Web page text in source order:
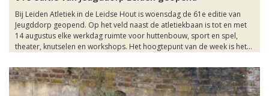
Bij Leiden Atletiek in de Leidse Hout is woensdag de 61e editie van
Jeugddorp geopend. Op het veld naast de atletiekbaan is tot en met
14 augustus elke werkdag ruimte voor huttenbouw, sport en spel,
theater, knutselen en workshops. Het hoogtepunt van de week is het...